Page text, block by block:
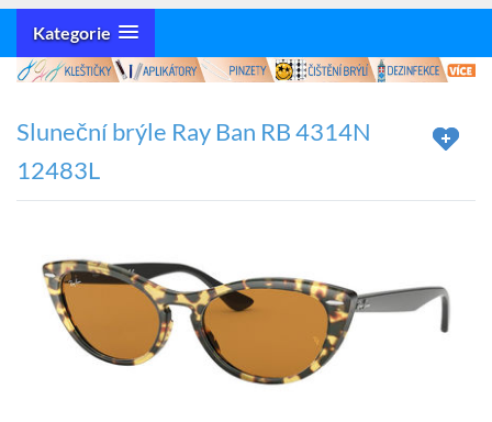
Kategorie
Sluneční brýle Ray Ban RB 4314N
12483L